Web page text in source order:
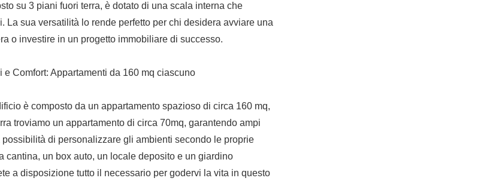
su 3 piani fuori terra, è dotato di una scala interna che
La sua versatilità lo rende perfetto per chi desidera avviare una
o investire in un progetto immobiliare di successo.
Comfort: Appartamenti da 160 mq ciascuno
è composto da un appartamento spazioso di circa 160 mq,
troviamo un appartamento di circa 70mq, garantendo ampi
di personalizzare gli ambienti secondo le proprie
cantina, un box auto, un locale deposito e un giardino
a disposizione tutto il necessario per godervi la vita in questo